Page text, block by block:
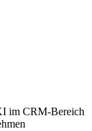
im CRM-Bereich